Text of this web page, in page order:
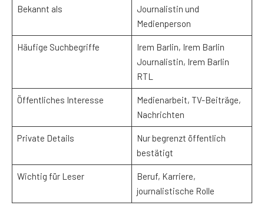
Bekannt als
Journalistin und
Medienperson
Häufige Suchbegriffe
Irem Barlin, Irem Barlin
Journalistin, Irem Barlin
RTL
Öffentliches Interesse
Medienarbeit, TV-Beiträge,
Nachrichten
Private Details
Nur begrenzt öffentlich
bestätigt
Wichtig für Leser
Beruf, Karriere,
journalistische Rolle